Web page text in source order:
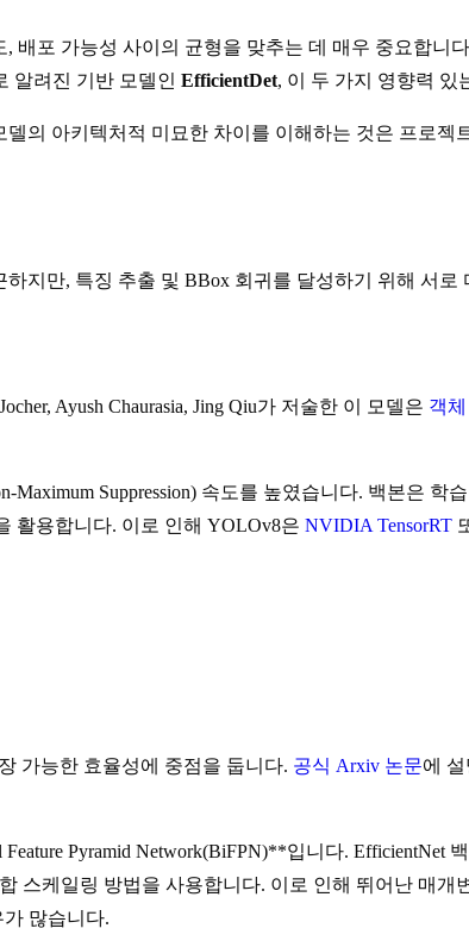
배포 가능성 사이의 균형을 맞추는 데 매우 중요합니
알려진 기반 모델인 EfficientDet, 이 두 가지 영향력 있
의 아키텍처적 미묘한 차이를 이해하는 것은 프로젝
지만, 특징 추출 및 BBox 회귀를 달성하기 위해 서로
Ayush Chaurasia, Jing Qiu가 저술한 이 모델은 객체
Suppression) 속도를 높였습니다. 백본은 학
활용합니다. 이로 인해 YOLOv8은 NVIDIA TensorRT
가능한 효율성에 중점을 둡니다. 공식 Arxiv 논문에
Pyramid Network(BiFPN)**입니다. EfficientNet
스케일링 방법을 사용합니다. 이로 인해 뛰어난 매개
많습니다.